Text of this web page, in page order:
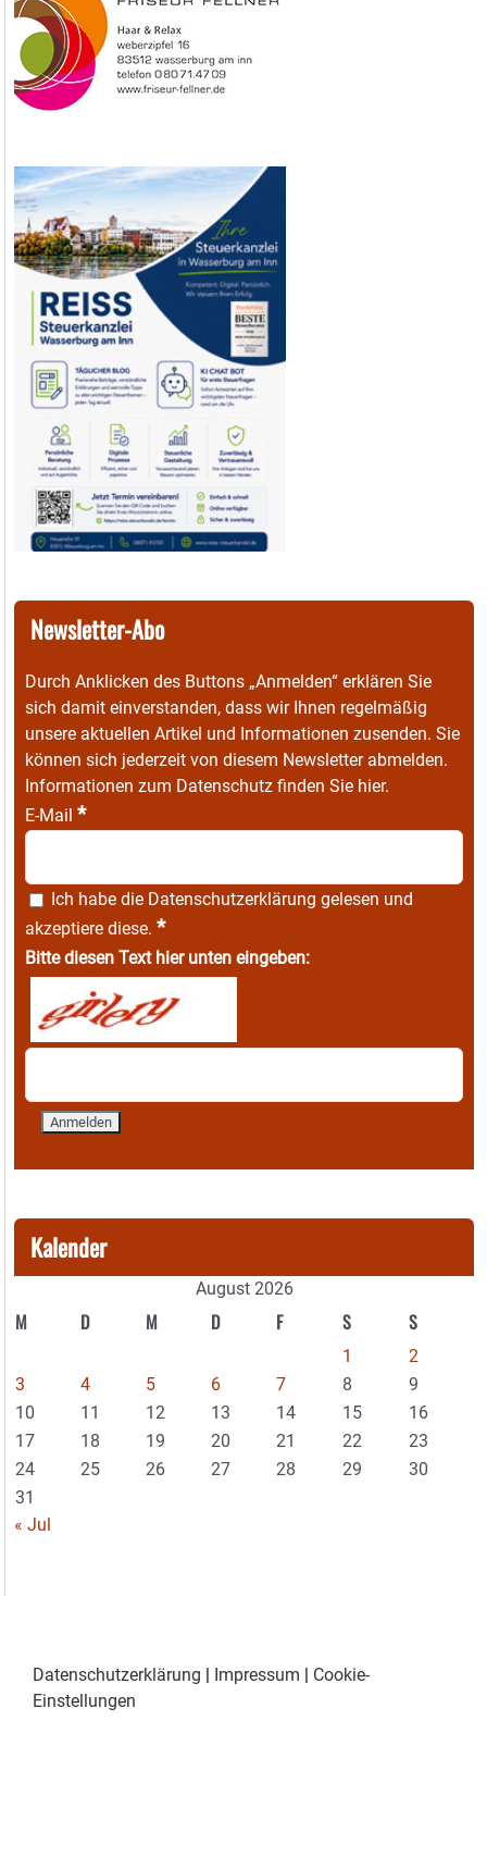
Newsletter-Abo
Durch Anklicken des Buttons „Anmelden“ erklären Sie
sich damit einverstanden, dass wir Ihnen regelmäßig
unsere aktuellen Artikel und Informationen zusenden. Sie
können sich jederzeit von diesem Newsletter abmelden.
Informationen zum Datenschutz finden Sie hier.
E-Mail *
Ich habe die Datenschutzerklärung gelesen und
akzeptiere diese. *
Bitte diesen Text hier unten eingeben:
Kalender
August 2026
M D M D F S S
1
2
3
4 5 6 7 8
9
10
11 12 13 14 15
16
17
18 19 20 21 22
23
24
25 26 27 28 29
30
31
« Jul
Datenschutzerklärung | Impressum | Cookie-
Einstellungen